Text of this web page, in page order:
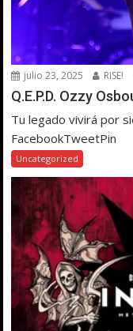
julio 23, 2025 RISE!
Q.E.P.D. Ozzy
Tu legado vivirá por
FacebookTweetPin
Uncategorized